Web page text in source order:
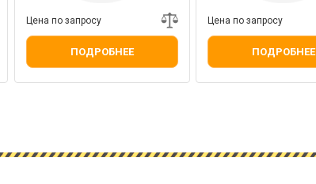
Цена по запросу
ПОДРОБНЕЕ
Цена по запросу
ПОДРОБНЕЕ